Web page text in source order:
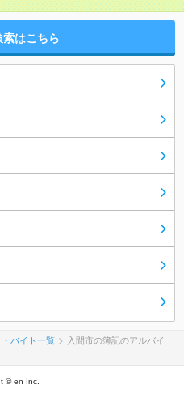
はこちら
バイト一覧
入間市の簿記のアルバイ
© en Inc.